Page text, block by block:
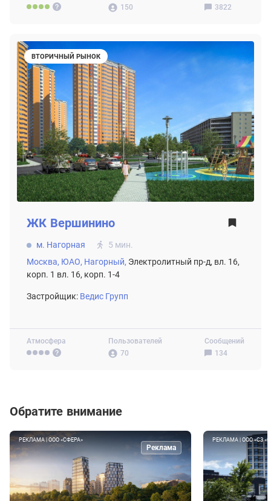
150
3822
ВТОРИЧНЫЙ РЫНОК
Атмосфера
Пользователей
70
Сообщений
134
ЖК Вершинино
м. Нагорная
5 мин.
Москва, ЮАО, Нагорный, Электролитный пр-д, вл. 16,
корп. 1 вл. 16, корп. 1-4
Застройщик: Ведис Групп
Обратите внимание
РЕКЛАМА | ООО «СФЕРА»
Реклама
РЕКЛАМА | ООО «СЗ